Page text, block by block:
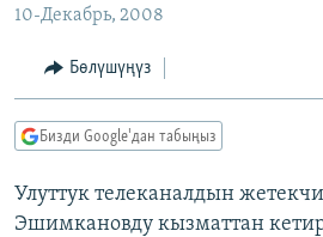
ЭКОНОМИКА
МАДАНИЯТ
БОРБОР АЗИЯ
АТАЙЫН ИЛИКТӨӨ
ТВ ПРОГРАММАЛАР
ЭКСПЕРТТЕР ТАЛДАЙТ
БИЗ ЖАНА ДҮЙНӨ
ӨЗГӨЧӨ ПИКИР
Русский
10-Декабрь, 2008
Бөлүшүңүз
Бизди Google'дан табыңыз
Улуттук телеканалдын
Эшимкановду кызматтан